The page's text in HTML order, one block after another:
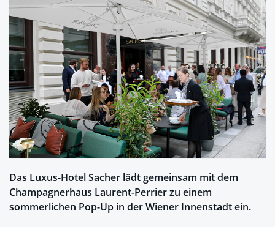
Das Luxus-Hotel Sacher lädt gemeinsam mit dem
Champagnerhaus Laurent-Perrier zu einem
sommerlichen Pop-Up in der Wiener Innenstadt ein.